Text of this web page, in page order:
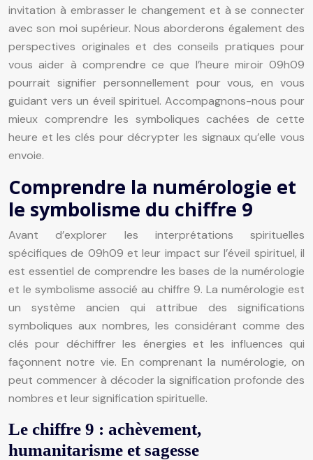
invitation à embrasser le changement et à se connecter
avec son moi supérieur. Nous aborderons également des
perspectives originales et des conseils pratiques pour
vous aider à comprendre ce que l’heure miroir 09h09
pourrait signifier personnellement pour vous, en vous
guidant vers un éveil spirituel. Accompagnons-nous pour
mieux comprendre les symboliques cachées de cette
heure et les clés pour décrypter les signaux qu’elle vous
envoie.
Comprendre la numérologie et
le symbolisme du chiffre 9
Avant d’explorer les interprétations spirituelles
spécifiques de 09h09 et leur impact sur l’éveil spirituel, il
est essentiel de comprendre les bases de la numérologie
et le symbolisme associé au chiffre 9. La numérologie est
un système ancien qui attribue des significations
symboliques aux nombres, les considérant comme des
clés pour déchiffrer les énergies et les influences qui
façonnent notre vie. En comprenant la numérologie, on
peut commencer à décoder la signification profonde des
nombres et leur signification spirituelle.
Le chiffre 9 : achèvement,
humanitarisme et sagesse